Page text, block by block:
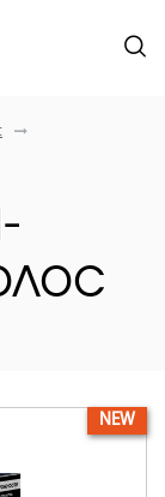
NEW